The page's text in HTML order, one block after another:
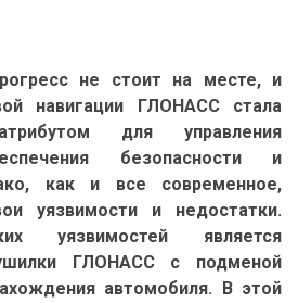
не стоит на месте, и
навигации ГЛОНАСС стала
для управления
безопасности и
как и все современное,
уязвимости и недостатки.
уязвимостей является
ГЛОНАСС с подменой
автомобиля. В этой